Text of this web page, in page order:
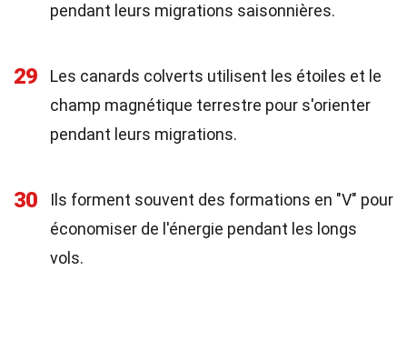
pendant leurs migrations saisonnières.
29
Les canards colverts utilisent les étoiles et le
champ magnétique terrestre pour s'orienter
pendant leurs migrations.
30
Ils forment souvent des formations en "V" pour
économiser de l'énergie pendant les longs
vols.